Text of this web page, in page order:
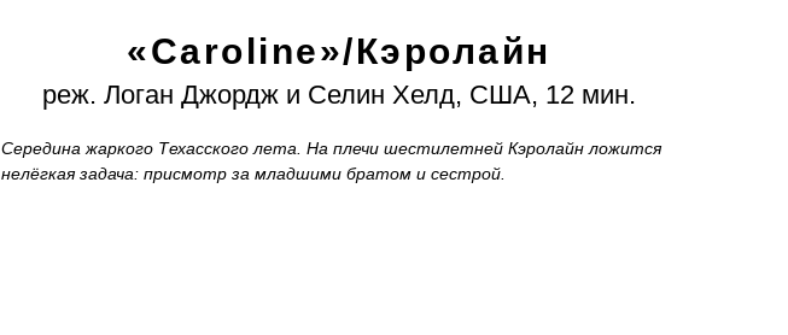
«Caroline»/Кэролайн
реж. Логан Джордж и Селин Хелд, США, 12 мин.
Середина жаркого Техасского лета. На плечи шестилетней Кэролайн ложится
нелёгкая задача: присмотр за младшими братом и сестрой.